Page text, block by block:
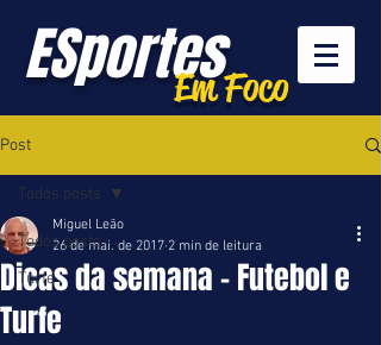
ESportesEm Foco
Post
Todos posts
Turfe
Todos posts
Dicas da semana - Futebol e
Turfe
Miguel Leão
26 de mai. de 2017 2 min de leitura